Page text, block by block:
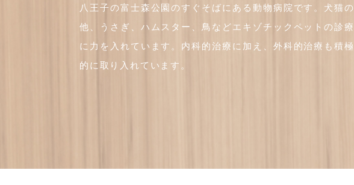
八王子の富士森公園のすぐそばにある動物病院です。犬猫の
他、うさぎ、ハムスター、鳥などエキゾチックペットの診療
に力を入れています。内科的治療に加え、外科的治療も積極
的に取り入れています。